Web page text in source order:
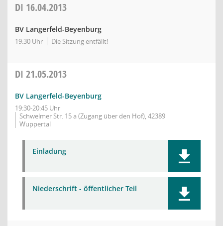
DI 16.04.2013
BV Langerfeld-Beyenburg
19:30 Uhr Die Sitzung entfällt!
DI 21.05.2013
BV Langerfeld-Beyenburg
19:30-20:45 Uhr
Schwelmer Str. 15 a (Zugang über den Hof), 42389
Wuppertal
Einladung
Niederschrift - öffentlicher Teil